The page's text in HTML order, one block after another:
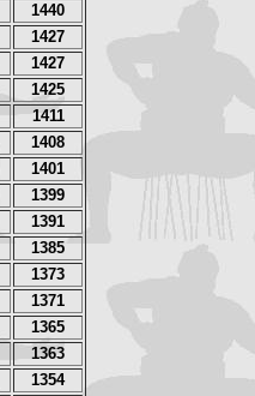
1440
1427
1427
1425
1411
1408
1401
1399
1391
1385
1373
1371
1365
1363
1354